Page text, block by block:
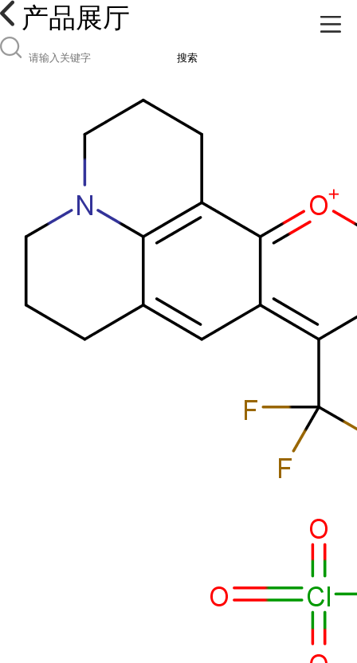
产品展厅
搜索